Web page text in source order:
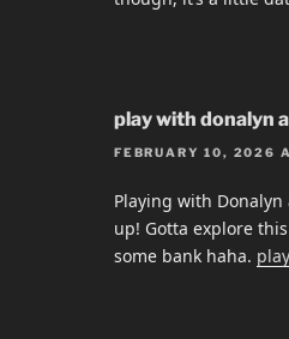
play with donalyn
FEBRUARY 10, 2026
Playing with
up! Gotta explore
some bank haha.